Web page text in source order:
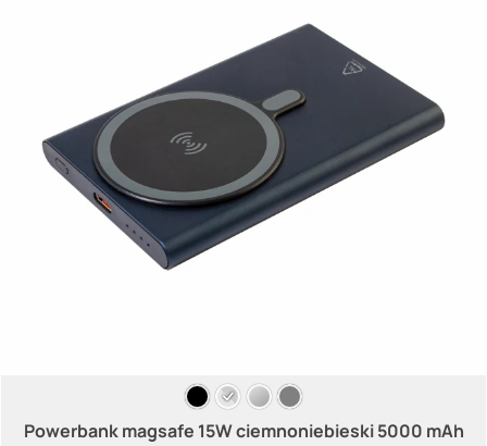
Powerbank magsafe 15W ciemnoniebieski 5000 mAh